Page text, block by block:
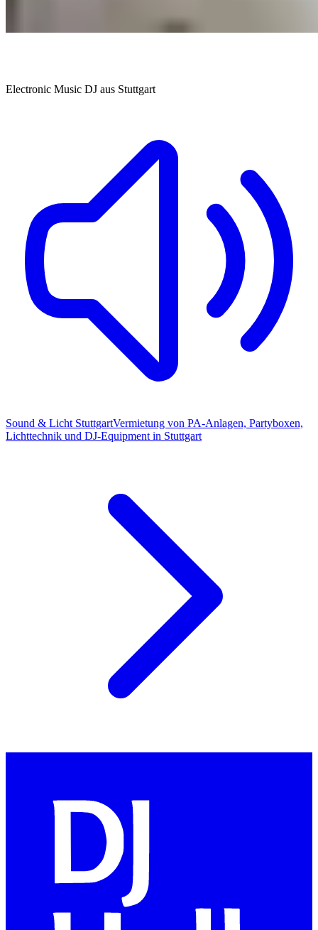
Electronic Music DJ aus Stuttgart
Sound & Licht StuttgartVermietung von PA-Anlagen, Partyboxen,
Lichttechnik und DJ-Equipment in Stuttgart